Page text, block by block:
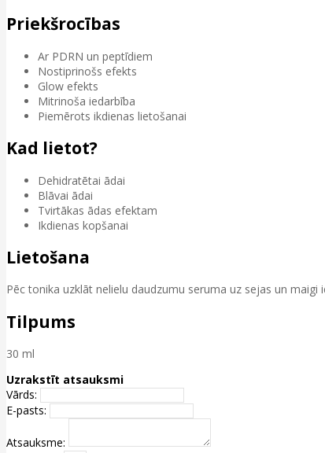
Priekšrocības
Ar PDRN un peptīdiem
Nostiprinošs efekts
Glow efekts
Mitrinoša iedarbība
Piemērots ikdienas lietošanai
Kad lietot?
Dehidratētai ādai
Blāvai ādai
Tvirtākas ādas efektam
Ikdienas kopšanai
Lietošana
Pēc tonika uzklāt nelielu daudzumu seruma uz sejas un
Tilpums
30 ml
Uzrakstīt atsauksmi
Vārds:
E-pasts:
Atsauksme: